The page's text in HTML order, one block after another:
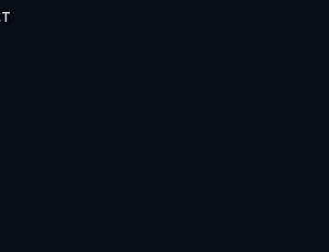
эта арка 6-ая по счёту, так будет